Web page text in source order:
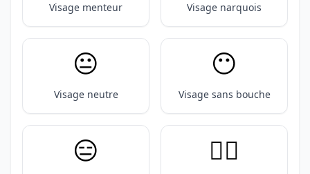
Visage menteur Visage narquois
😐️
Visage neutre
😶
Visage sans bouche
😑 🙂‍↔️